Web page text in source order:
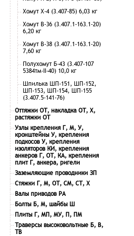
Хомут Х-4 (3.407-85) 6,03 кг
Хомут В-36 (3.407.1-163.1-20)
6,20 кг
Хомут В-38 (3.407.1-163.1-20)
7,60 кг
Полухомут Б-43 (3.407-107
5384тм-II-40) 10,0 кг
Шпилька ШП-151, ШП-152,
ШП-153, ШП-154, ШП-155
(3.407.5-141-76)
Оттяжки ОТ, накладка ОТ, Х,
растяжки ОТ
Узлы крепления Г, М, У,
кронштейны У, крепления
подкосов У, крепления
изоляторов КИ, крепления
анкеров Г, ОТ, КА, крепления
плит Г, анкера, ригели
Заземляющие проводники ЗП
Стяжки Г, М, ОТ, СМ, СТ, Х
Валы приводов РА
Болты Б, М, шайбы Ш
Плиты Г, МП, МУ, П, ПМ
Траверсы высоковольтные Б, В,
ТВ